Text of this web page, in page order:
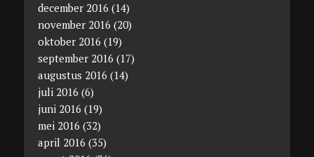
december 2016 (14)
november 2016 (20)
oktober 2016 (19)
september 2016 (17)
augustus 2016 (14)
juli 2016 (6)
juni 2016 (19)
mei 2016 (32)
april 2016 (35)